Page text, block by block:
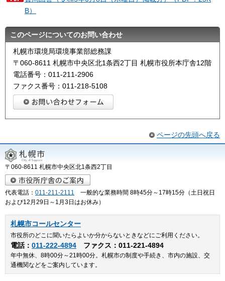
B）
このページについてのお問い合わせ
札幌市環境局環境事業部総務課
〒060-8611 札幌市中央区北1条西2丁目 札幌市役所本庁舎12階
電話番号：011-211-2906
ファクス番号：011-218-5108
ページの先頭へ戻る
〒060-8611 札幌市中央区北1条西2丁目
代表電話： 011-211-2111 一般的な業務時間 8時45分～17時15分（土日祝日
および12月29日～1月3日はお休み）
札幌市コールセンター
市役所のどこに聞いたらよいか分からないときなどにご利用ください。
電話： 011-222-4894 ファクス：011-221-4894
年中無休、8時00分～21時00分。札幌市の制度や手続き、市内の施設、交
通機関などをご案内しています。